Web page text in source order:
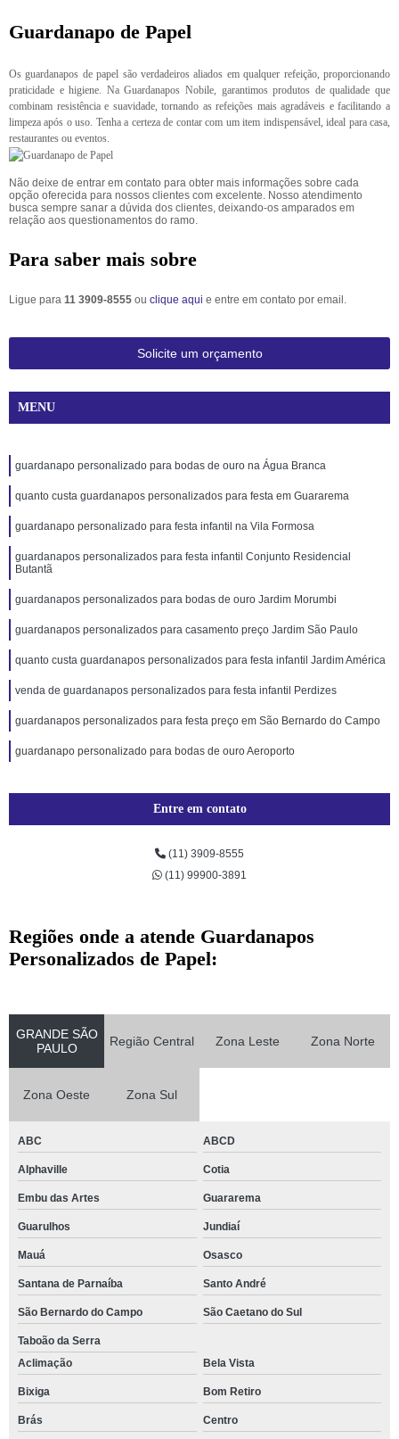
Guardanapo de Papel
Os guardanapos de papel são verdadeiros aliados em qualquer refeição, proporcionando
praticidade e higiene. Na Guardanapos Nobile, garantimos produtos de qualidade que
combinam resistência e suavidade, tornando as refeições mais agradáveis e facilitando a
limpeza após o uso. Tenha a certeza de contar com um item indispensável, ideal para casa,
restaurantes ou eventos.
Não deixe de entrar em contato para obter mais informações sobre cada
opção oferecida para nossos clientes com excelente. Nosso atendimento
busca sempre sanar a dúvida dos clientes, deixando-os amparados em
relação aos questionamentos do ramo.
Para saber mais sobre
Ligue para 11 3909-8555 ou clique aqui e entre em contato por email.
Solicite um orçamento
MENU
guardanapo personalizado para bodas de ouro na Água Branca
quanto custa guardanapos personalizados para festa em Guararema
guardanapo personalizado para festa infantil na Vila Formosa
guardanapos personalizados para festa infantil Conjunto Residencial
Butantã
guardanapos personalizados para bodas de ouro Jardim Morumbi
guardanapos personalizados para casamento preço Jardim São Paulo
quanto custa guardanapos personalizados para festa infantil Jardim América
venda de guardanapos personalizados para festa infantil Perdizes
guardanapos personalizados para festa preço em São Bernardo do Campo
guardanapo personalizado para bodas de ouro Aeroporto
Entre em contato
(11) 3909-8555
(11) 99900-3891
Regiões onde a atende Guardanapos
Personalizados de Papel:
GRANDE SÃO
PAULO
Região Central Zona Leste Zona Norte
Zona Oeste Zona Sul
ABC ABCD
Alphaville Cotia
Embu das Artes Guararema
Guarulhos Jundiaí
Mauá Osasco
Santana de Parnaíba Santo André
São Bernardo do Campo São Caetano do Sul
Taboão da Serra
Aclimação
Bela Vista
Bixiga Bom Retiro
Brás Centro